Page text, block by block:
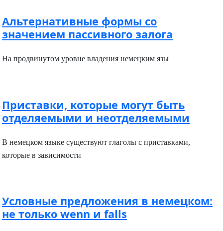
Альтернативные формы со
значением пассивного залога
На продвинутом уровне владения немецким язы
Приставки, которые могут быть
отделяемыми и неотделяемыми
В немецком языке существуют глаголы с приставками,
которые в зависимости
Условные предложения в немецком:
не только wenn и falls